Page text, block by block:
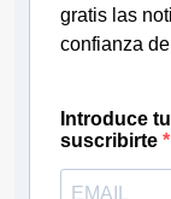
gratis las
confianza
Introduce
suscribirte